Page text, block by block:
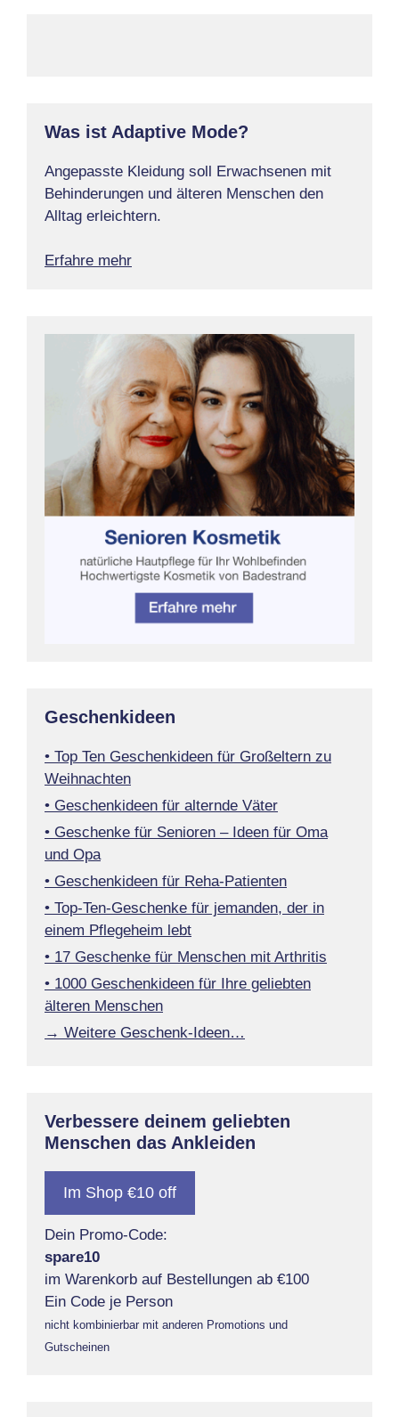
Was ist Adaptive Mode?
Angepasste Kleidung soll Erwachsenen mit
Behinderungen und älteren Menschen den
Alltag erleichtern.
Erfahre mehr
Geschenkideen
• Top Ten Geschenkideen für Großeltern zu
Weihnachten
• Geschenkideen für alternde Väter
• Geschenke für Senioren – Ideen für Oma
und Opa
• Geschenkideen für Reha-Patienten
• Top-Ten-Geschenke für jemanden, der in
einem Pflegeheim lebt
• 17 Geschenke für Menschen mit Arthritis
• 1000 Geschenkideen für Ihre geliebten
älteren Menschen
→ Weitere Geschenk-Ideen…
Verbessere deinem geliebten
Menschen das Ankleiden
Im Shop €10 off
Dein Promo-Code:
spare10
im Warenkorb auf Bestellungen ab €100
Ein Code je Person
nicht kombinierbar mit anderen Promotions und
Gutscheinen